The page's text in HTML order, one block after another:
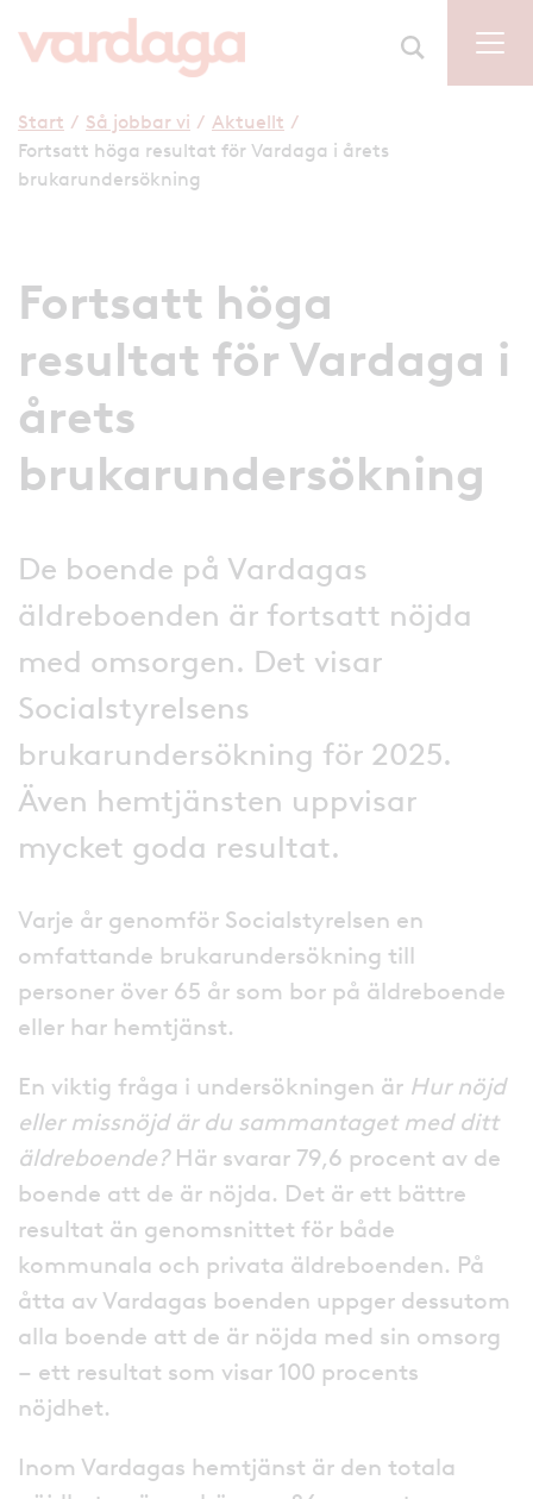
Start / Så jobbar vi / Aktuellt /
Fortsatt höga resultat för Vardaga i årets
brukarundersökning
Fortsatt höga
resultat för Vardaga i
årets
brukarundersökning
De boende på Vardagas
äldreboenden är fortsatt nöjda
med omsorgen. Det visar
Socialstyrelsens
brukarundersökning för 2025.
Även hemtjänsten uppvisar
mycket goda resultat.
Varje år genomför Socialstyrelsen en
omfattande brukarundersökning till
personer över 65 år som bor på äldreboende
eller har hemtjänst.
En viktig fråga i undersökningen är Hur nöjd
eller missnöjd är du sammantaget med ditt
äldreboende?Här svarar 79,6 procent av de
boende att de är nöjda. Det är ett bättre
resultat än genomsnittet för både
kommunala och privata äldreboenden. På
åtta av Vardagas boenden uppger dessutom
alla boende att de är nöjda med sin omsorg
– ett resultat som visar 100 procents
nöjdhet.
Inom Vardagas hemtjänst är den totala